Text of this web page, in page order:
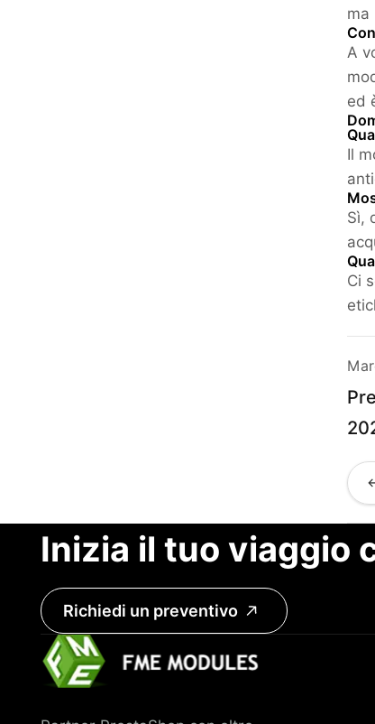
ma
A
ed
Il
Sì,
Ci
Inizia il tuo viaggio
Richiedi un preventivo